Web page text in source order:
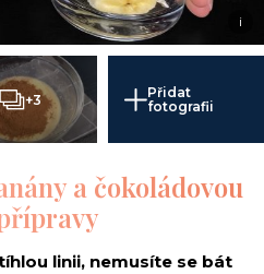
i
+3
Přidat
fotografii
a čokoládovou
linii, nemusíte se bát